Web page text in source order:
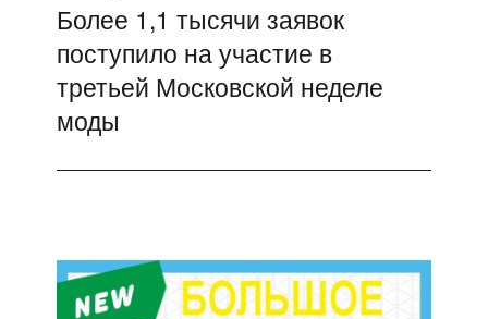
Следующая
запись:
Более 1,1 тысячи заявок
поступило на участие в
третьей Московской неделе
моды